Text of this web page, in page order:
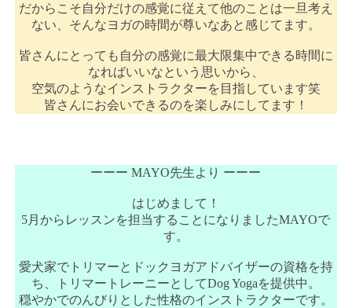
だからこそ自分だけの感覚に従えて他のことは一旦考え
ない、そんなヨガの時間が尊いなあと感じてます。
皆さんにとっても自分の感覚に最大限集中できる時間に
なればいいなという思いから、
空気のようなインストラクターを目指しています笑
皆さんにお会いできるのを楽しみにしてます！
ーーー MAYO先生より ーーー
はじめまして！
5月からレッスンを担当することになりましたMAYOで
す。
愛犬家でトリマーとドックヨガアドバイザーの資格を持
ち、トリマートレーニーとしてDog Yogaを提供中。
穏やかでのんびりとした性格のインストラクターです。